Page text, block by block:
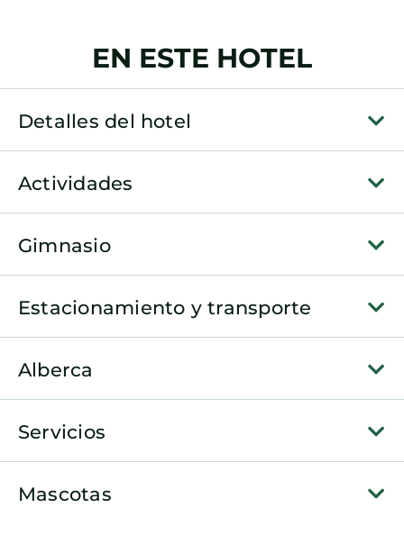
EN ESTE HOTEL
Detalles del hotel
Actividades
Gimnasio
Estacionamiento y transporte
Alberca
Servicios
Mascotas